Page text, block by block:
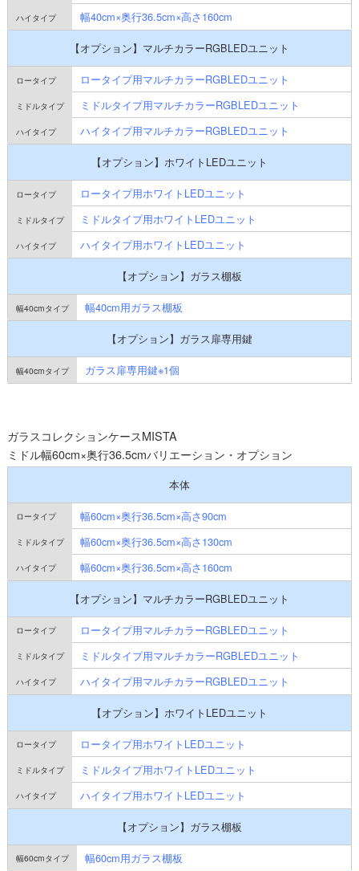
幅40cm×奥行36.5cm×高さ160cm
【オプション】マルチカラーRGBLEDユニット
ロータイプ用マルチカラーRGBLEDユニット
ミドルタイプ用マルチカラーRGBLEDユニット
ハイタイプ用マルチカラーRGBLEDユニット
【オプション】ホワイトLEDユニット
ロータイプ用ホワイトLEDユニット
ミドルタイプ用ホワイトLEDユニット
ハイタイプ用ホワイトLEDユニット
【オプション】ガラス棚板
幅40cm用ガラス棚板
【オプション】ガラス扉専用鍵
ガラス扉専用鍵※1個
ガラスコレクションケースMISTA
ミドル幅60cm×奥行36.5cmバリエーション・オプション
本体
幅60cm×奥行36.5cm×高さ90cm
幅60cm×奥行36.5cm×高さ130cm
幅60cm×奥行36.5cm×高さ160cm
【オプション】マルチカラーRGBLEDユニット
ロータイプ用マルチカラーRGBLEDユニット
ミドルタイプ用マルチカラーRGBLEDユニット
ハイタイプ用マルチカラーRGBLEDユニット
【オプション】ホワイトLEDユニット
ロータイプ用ホワイトLEDユニット
ミドルタイプ用ホワイトLEDユニット
ハイタイプ用ホワイトLEDユニット
【オプション】ガラス棚板
幅60cm用ガラス棚板